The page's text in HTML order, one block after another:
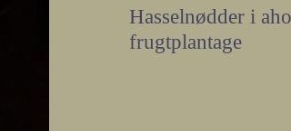
Hasselnødder i
frugtplantage